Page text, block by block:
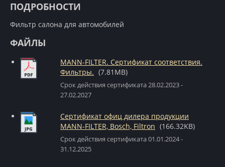
ПОДРОБНОСТИ
Фильтр салона для автомобилей
ФАЙЛЫ
MANN-FILTER. Сертификат соответствия.
Фильтры. (7.81MB)
Срок действия сертификата 28.02.2023 -
27.02.2027
Сертификат офиц дилера продукции
MANN-FILTER, Bosch, Filtron (166.32KB)
Срок действия сертификата 01.01.2024 -
31.12.2025